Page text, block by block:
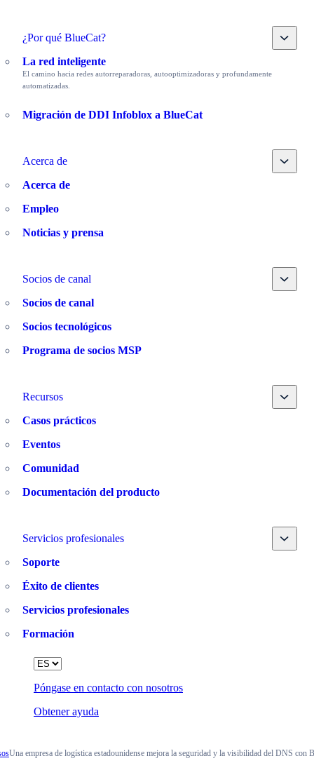
¿Por qué BlueCat? Toggle
La red inteligente
El camino hacia redes autorreparadoras, autooptimizadoras y profundamente
automatizadas.
Migración de DDI Infoblox a BlueCat
Acerca de Toggle
Acerca de
Empleo
Noticias y prensa
Socios de canal Toggle
Socios de canal
Socios tecnológicos
Programa de socios MSP
Recursos Toggle
Casos prácticos
Eventos
Comunidad
Documentación del producto
Servicios profesionales Toggle
Soporte
Éxito de clientes
Servicios profesionales
Formación
Póngase en contacto con nosotros
Obtener ayuda
Language
Una empresa de logística estadounidense mejora la seguridad y la visibilidad del DNS con